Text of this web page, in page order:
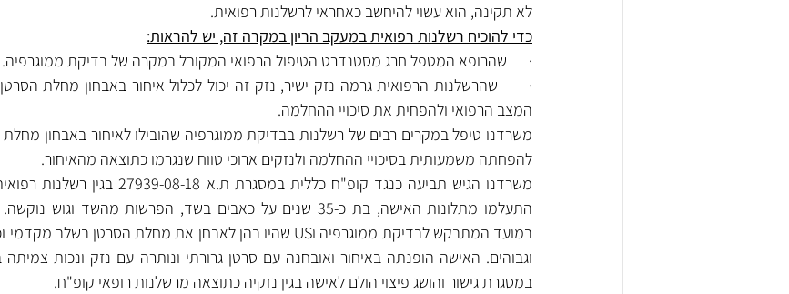
לא תקינה, הוא עשוי להיחשב כאחראי לרשלנות רפואית.
כדי להוכיח רשלנות רפואית במעקב הריון במקרה זה, יש להראות:
·      שהרופא המטפל חרג מסטנדרט הטיפול הרפואי המקובל במקרה של בדיקת ממוגרפיה.
המצב הרפואי ולהפחית את סיכויי ההחלמה.
להפחתה משמעותית בסיכויי ההחלמה ולנזקים ארוכי טווח שנגרמו כתוצאה מהאיחור.
במסגרת גישור והושג פיצוי הולם לאישה בגין נזקיה כתוצאה מרשלנות רופאי קופ"ח.